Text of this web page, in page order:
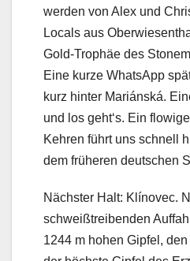
werden von Alex und
Locals aus
Gold-Trophäe des
Eine kurze WhatsApp
kurz hinter Mariánská.
und los geht‘s. Ein
Kehren führt uns schnell
dem früheren deutschen
Nächster Halt: Klínovec.
schweißtreibenden
1244 m hohen Gipfel,